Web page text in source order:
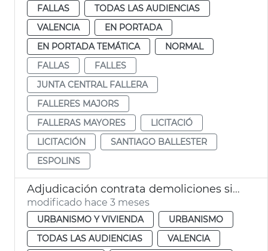
FALLAS
TODAS LAS AUDIENCIAS
VALENCIA
EN PORTADA
EN PORTADA TEMÁTICA
NORMAL
FALLAS
FALLES
JUNTA CENTRAL FALLERA
FALLERES MAJORS
FALLERAS MAYORES
LICITACIÓ
LICITACIÓN
SANTIAGO BALLESTER
ESPOLINS
Adjudicación contrata demoliciones situaciones ruina inminente València
modificado hace 3 meses
URBANISMO Y VIVIENDA
URBANISMO
TODAS LAS AUDIENCIAS
VALENCIA